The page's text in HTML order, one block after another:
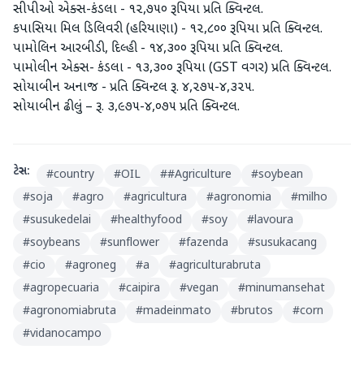
સીપીઓ એક્સ-કંડલા - ૧૨,૭૫૦ રૂપિયા પ્રતિ ક્વિન્ટલ.
કપાસિયા મિલ ડિલિવરી (હરિયાણા) - ૧૨,૮૦૦ રૂપિયા પ્રતિ ક્વિન્ટલ.
પામોલિન આરબીડી, દિલ્હી - ૧૪,૩૦૦ રૂપિયા પ્રતિ ક્વિન્ટલ.
પામોલીન એક્સ- કંડલા - ૧૩,૩૦૦ રૂપિયા (GST વગર) પ્રતિ ક્વિન્ટલ.
સોયાબીન અનાજ - પ્રતિ ક્વિન્ટલ રૂ. ૪,૨૭૫-૪,૩૨૫.
સોયાબીન ઢીલું – રૂ. ૩,૯૭૫-૪,૦૭૫ પ્રતિ ક્વિન્ટલ.
ટેગ્સ: #country #OIL ##Agriculture #soybean
#soja #agro #agricultura #agronomia #milho
#susukedelai #healthyfood #soy #lavoura
#soybeans #sunflower #fazenda #susukacang
#cio #agroneg #a #agriculturabruta
#agropecuaria #caipira #vegan #minumansehat
#agronomiabruta #madeinmato #brutos #corn
#vidanocampo